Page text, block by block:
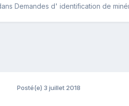
Demandes d' identification de
Posté(e) 3 juillet 2018